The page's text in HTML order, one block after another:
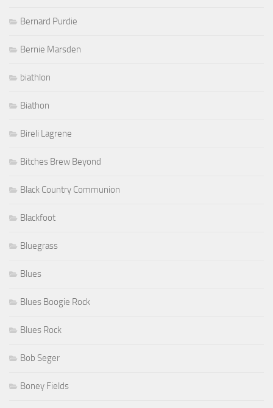
Bernard Purdie
Bernie Marsden
biathlon
Biathon
Bireli Lagrene
Bitches Brew Beyond
Black Country Communion
Blackfoot
Bluegrass
Blues
Blues Boogie Rock
Blues Rock
Bob Seger
Boney Fields